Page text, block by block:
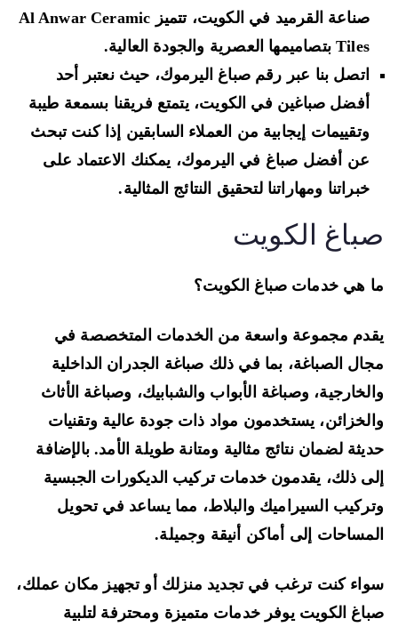
صناعة القرميد في الكويت، تتميز Al Anwar Ceramic
Tiles بتصاميمها العصرية والجودة العالية.
اتصل بنا عبر رقم صباغ اليرموك، حيث نعتبر أحد
أفضل صباغين في الكويت، يتمتع فريقنا بسمعة طيبة
وتقييمات إيجابية من العملاء السابقين إذا كنت تبحث
عن أفضل صباغ في اليرموك، يمكنك الاعتماد على
خبراتنا ومهاراتنا لتحقيق النتائج المثالية.
الكويت
هي خدمات صباغ الكويت؟
مجموعة واسعة من الخدمات المتخصصة في
الصباغة، بما في ذلك صباغة الجدران الداخلية
وصباغة الأبواب والشبابيك، وصباغة الأثاث
يستخدمون مواد ذات جودة عالية وتقنيات
لضمان نتائج مثالية ومتانة طويلة الأمد. بالإضافة
ذلك، يقدمون خدمات تركيب الديكورات الجبسية
السيراميك والبلاط، مما يساعد في تحويل
إلى أماكن أنيقة وجميلة.
كنت ترغب في تجديد منزلك أو تجهيز مكان عملك،
الكويت يوفر خدمات متميزة ومحترفة لتلبية